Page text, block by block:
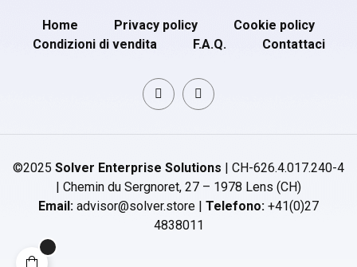
Home Privacy policy
Cookie policy
Condizioni di vendita
F.A.Q. Contattaci
©2025 Solver Enterprise Solutions | CH-626.4.017.240-4
| Chemin du Sergnoret, 27 – 1978 Lens (CH)
Email: advisor@solver.store | Telefono: +41(0)27
4838011